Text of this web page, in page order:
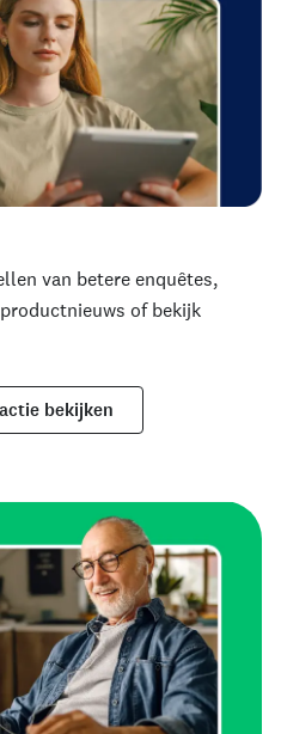
van betere enquêtes,
of bekijk
bekijken